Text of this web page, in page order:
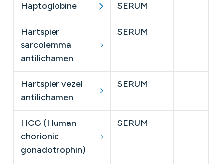
Haptoglobine SERUM
Hartspier
sarcolemma
antilichamen
SERUM
Hartspier vezel
antilichamen
SERUM
HCG (Human
chorionic
gonadotrophin)
SERUM